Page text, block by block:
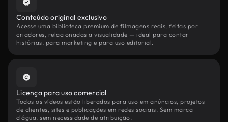
Conteúdo original exclusivo
Acesse uma biblioteca premium de filmagens reais, feitas por
criadores, relacionadas a visualidade — ideal para contar
histórias, para marketing e para uso editorial.
Licença para uso comercial
Todos os vídeos estão liberados para uso em anúncios, projetos
de clientes, sites e publicações em redes sociais. Sem marca
d'água, sem necessidade de atribuição.